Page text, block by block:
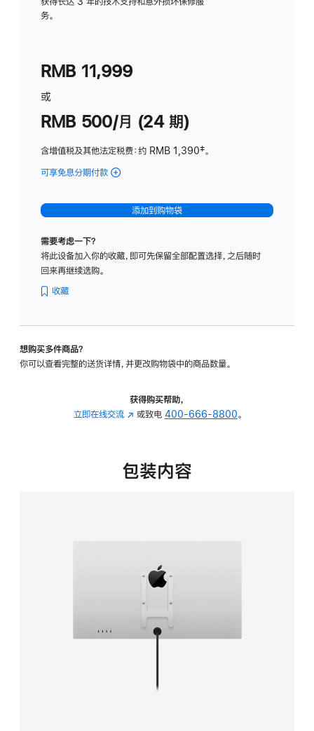
务。
RMB 11,999
或
RMB 500/月 (24 期)
含增值税及其他法定税费：约 RMB 1,390脚
‡。
可享免息分期付款 (Studio
-
标
璃
转
的
添加到购物袋
需要考虑一下？
将此设备加入你的收藏，即可先保留全部配置选择，之后随时
回来再继续选购。
收藏
想购买多件商品？
你可以查看完整的送货详情，并更改购物袋中的商品数量。
获得购买帮助，
立即在线交流 (在
中
或致电 400-666-8800。
包装内容